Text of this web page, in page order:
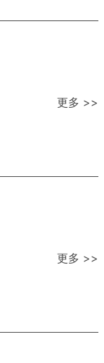
更多 >>
更多 >>